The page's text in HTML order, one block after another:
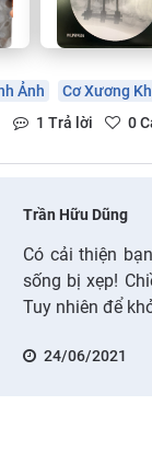
Ảnh Cơ Xương
1 Trả lời 0
Trần Hữu Dũng
Có cải thiện
sống bị xẹp!
Tuy nhiên để
24/06/2021